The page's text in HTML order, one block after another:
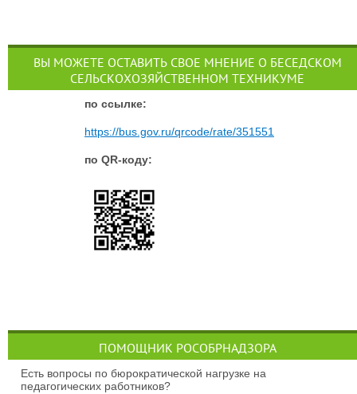
ВЫ МОЖЕТЕ ОСТАВИТЬ СВОЕ МНЕНИЕ О БЕСЕДСКОМ
СЕЛЬСКОХОЗЯЙСТВЕННОМ ТЕХНИКУМЕ
по ссылке:
https://bus.gov.ru/qrcode/rate/351551
по QR-коду:
ПОМОЩНИК РОСОБРНАДЗОРА
Есть вопросы по бюрократической нагрузке на
педагогических работников?